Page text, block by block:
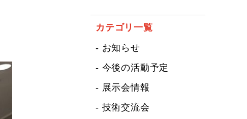
カテゴリ一覧
- お知らせ
- 今後の活動予定
- 展示会情報
- 技術交流会